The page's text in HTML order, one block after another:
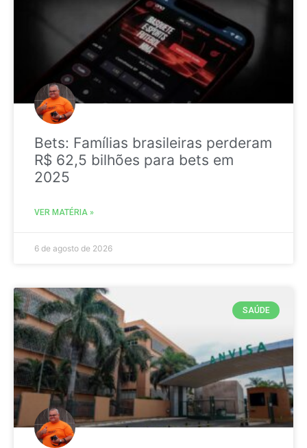
Bets: Famílias brasileiras perderam
R$ 62,5 bilhões para bets em
2025
VER MATÉRIA »
6 de agosto de 2026
SAÚDE